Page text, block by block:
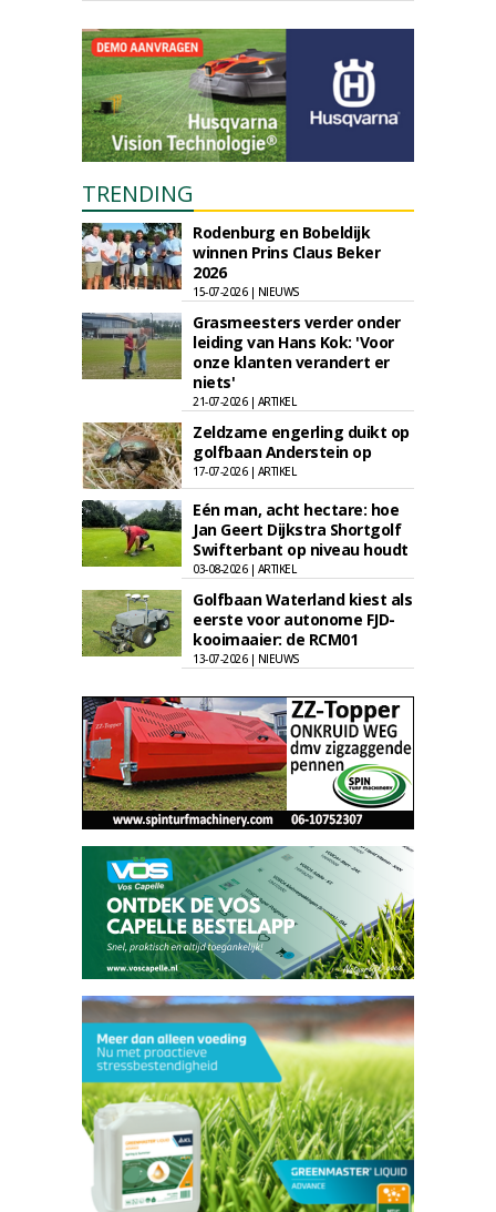
TRENDING
Rodenburg en Bobeldijk
winnen Prins Claus Beker
2026
15-07-2026 | NIEUWS
Grasmeesters verder onder
leiding van Hans Kok: 'Voor
onze klanten verandert er
niets'
21-07-2026 | ARTIKEL
Zeldzame engerling duikt op
golfbaan Anderstein op
17-07-2026 | ARTIKEL
Eén man, acht hectare: hoe
Jan Geert Dijkstra Shortgolf
Swifterbant op niveau houdt
03-08-2026 | ARTIKEL
Golfbaan Waterland kiest als
eerste voor autonome FJD-
kooimaaier: de RCM01
13-07-2026 | NIEUWS